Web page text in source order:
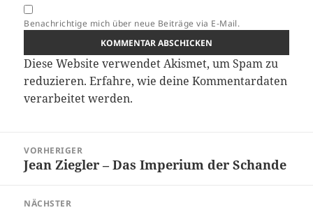
Benachrichtige mich über neue Beiträge via E-Mail.
Diese Website verwendet Akismet, um Spam zu
reduzieren.Erfahre, wie deine Kommentardaten
verarbeitet werden.
VORHERIGER
Vorheriger
Jean Ziegler – Das Imperium der Schande
NÄCHSTER